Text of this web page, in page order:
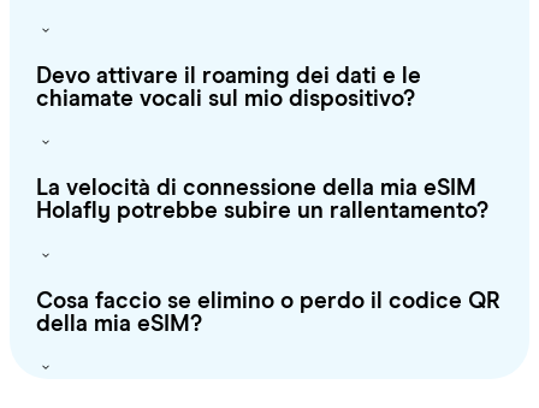
Devo attivare il roaming dei dati e le
chiamate vocali sul mio dispositivo?
La velocità di connessione della mia eSIM
Holafly potrebbe subire un rallentamento?
Cosa faccio se elimino o perdo il codice QR
della mia eSIM?